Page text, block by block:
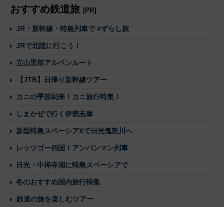
おすすめ鉄道旅 [PR]
JR・新幹線・特急列車で #ずらし旅
JRで北陸に行こう！
立山黒部アルペンルート
【JTB】日帰り新幹線ツアー
カニの季節到来！カニ旅行特集！
しまかぜで行く伊勢志摩
新型特急スペーシアXで日光鬼怒川へ
レッツゴー四国！アンパンマン列車
日光・中禅寺湖に特急スペーシアで
冬のおすすめ国内旅行特集
鉄道の旅を楽しむツアー